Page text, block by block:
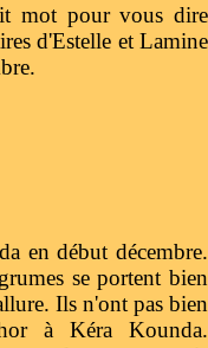
mot pour vous dire
d'Estelle et Lamine
en début décembre.
se portent bien
Ils n'ont pas bien
à Kéra Kounda.